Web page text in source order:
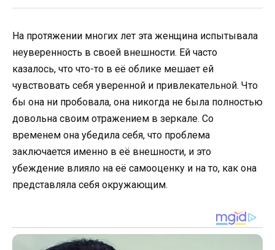
На протяжении многих лет эта женщина испытывала
неуверенность в своей внешности. Ей часто
казалось, что что-то в её облике мешает ей
чувствовать себя уверенной и привлекательной. Что
бы она ни пробовала, она никогда не была полностью
довольна своим отражением в зеркале. Со
временем она убедила себя, что проблема
заключается именно в её внешности, и это
убеждение влияло на её самооценку и на то, как она
представляла себя окружающим.